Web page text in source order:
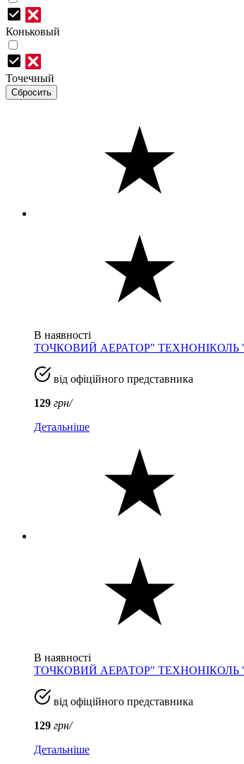
Коньковый
Точечный
В наявності
ТОЧКОВИЙ АЕРАТОР" ТЕХНОНІКОЛЬ
від офіційного представника
129 грн/
Детальніше
В наявності
ТОЧКОВИЙ АЕРАТОР" ТЕХНОНІКОЛЬ
від офіційного представника
129 грн/
Детальніше